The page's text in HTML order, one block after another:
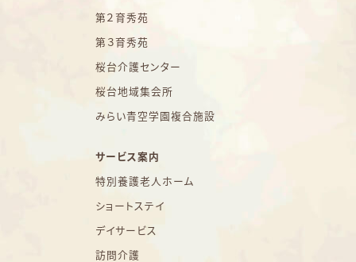
第２育秀苑
第３育秀苑
桜台介護センター
桜台地域集会所
みらい青空学園複合施設
サービス案内
特別養護老人ホーム
ショートステイ
デイサービス
訪問介護